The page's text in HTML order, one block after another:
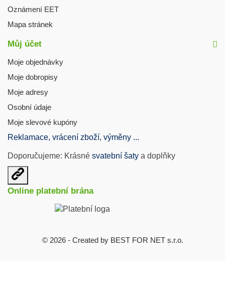
Oznámení EET
Mapa stránek
Můj účet
Moje objednávky
Moje dobropisy
Moje adresy
Osobní údaje
Moje slevové kupóny
Reklamace, vrácení zboží, výměny ...
Doporučujeme: Krásné svatební šaty a doplňky
Otevřit
užitečné
odkazy
Online platební brána
© 2026 - Created by BEST FOR NET s.r.o.